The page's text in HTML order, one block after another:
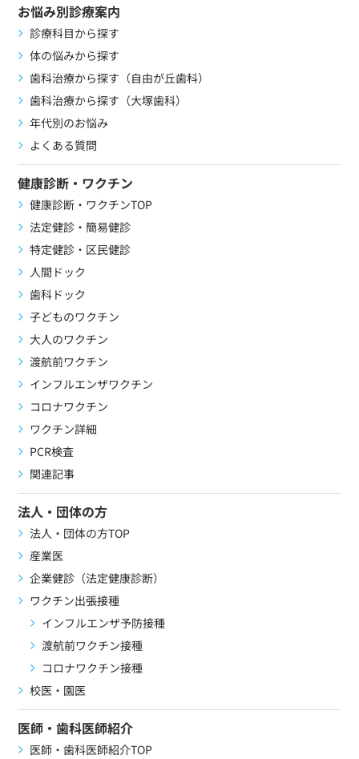
お悩み別診療案内
診療科目から探す
体の悩みから探す
歯科治療から探す（自由が丘歯科）
歯科治療から探す（大塚歯科）
年代別のお悩み
よくある質問
健康診断・ワクチン
健康診断・ワクチンTOP
法定健診・簡易健診
特定健診・区民健診
人間ドック
歯科ドック
子どものワクチン
大人のワクチン
渡航前ワクチン
インフルエンザワクチン
コロナワクチン
ワクチン詳細
PCR検査
関連記事
法人・団体の方
法人・団体の方TOP
産業医
企業健診（法定健康診断）
ワクチン出張接種
インフルエンザ予防接種
渡航前ワクチン接種
コロナワクチン接種
校医・園医
医師・歯科医師紹介
医師・歯科医師紹介TOP